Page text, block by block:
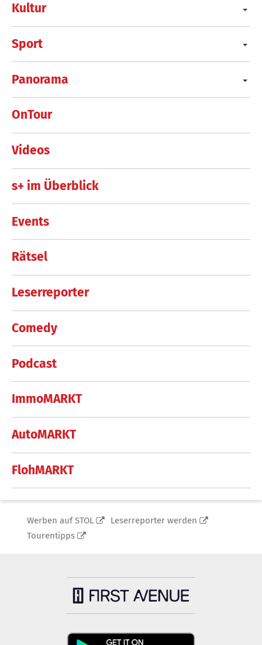
Kultur
Sport
Panorama
OnTour
Videos
s+ im Überblick
Events
Rätsel
Leserreporter
Comedy
Podcast
ImmoMARKT
AutoMARKT
FlohMARKT
Werben auf STOL
Leserreporter werden
Tourentipps